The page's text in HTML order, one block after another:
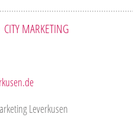
MARKETING
Leverkusen